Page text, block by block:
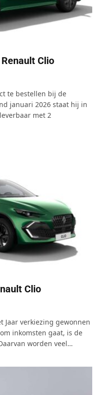
Clio
te bestellen bij de
januari 2026 staat hij in
met 2
Clio
Jaar verkiezing gewonnen
inkomsten gaat, is de
worden veel…